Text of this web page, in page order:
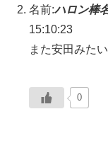
名前:ハロン棒
15:10:23
また安田みた
0